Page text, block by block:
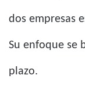
dos empresas
Su enfoque se
plazo.